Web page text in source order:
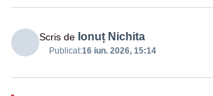
Scris de Ionuț Nichita
Publicat:16 iun. 2026, 15:14